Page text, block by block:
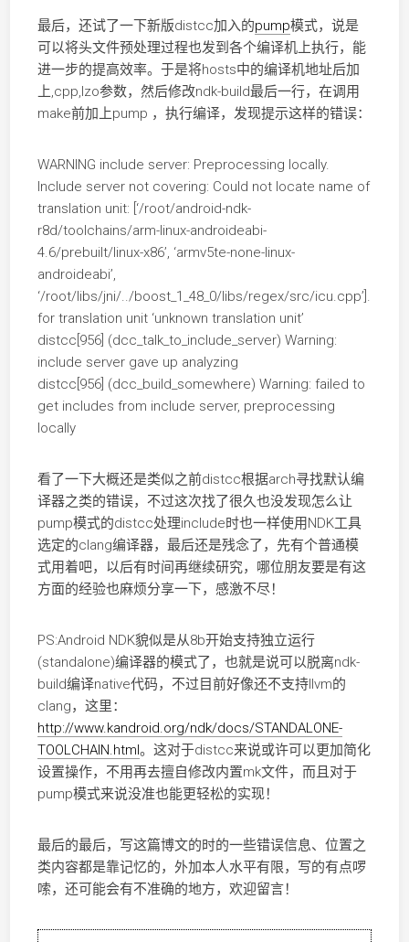
最后，还试了一下新版distcc加入的pump模式，说是
可以将头文件预处理过程也发到各个编译机上执行，能
进一步的提高效率。于是将hosts中的编译机地址后加
上,cpp,lzo参数，然后修改ndk-build最后一行，在调用
make前加上pump ，执行编译，发现提示这样的错误：
WARNING include server: Preprocessing locally.
Include server not covering: Could not locate name of
translation unit: [‘/root/android-ndk-
r8d/toolchains/arm-linux-androideabi-
4.6/prebuilt/linux-x86’, ‘armv5te-none-linux-
androideabi’,
‘/root/libs/jni/../boost_1_48_0/libs/regex/src/icu.cpp’].
for translation unit ‘unknown translation unit’
distcc[956] (dcc_talk_to_include_server) Warning:
include server gave up analyzing
distcc[956] (dcc_build_somewhere) Warning: failed to
get includes from include server, preprocessing
locally
看了一下大概还是类似之前distcc根据arch寻找默认编
译器之类的错误，不过这次找了很久也没发现怎么让
pump模式的distcc处理include时也一样使用NDK工具
选定的clang编译器，最后还是残念了，先有个普通模
式用着吧，以后有时间再继续研究，哪位朋友要是有这
方面的经验也麻烦分享一下，感激不尽！
PS:Android NDK貌似是从8b开始支持独立运行
(standalone)编译器的模式了，也就是说可以脱离ndk-
build编译native代码，不过目前好像还不支持llvm的
clang，这里：
http://www.kandroid.org/ndk/docs/STANDALONE-
TOOLCHAIN.html。这对于distcc来说或许可以更加简化
设置操作，不用再去擅自修改内置mk文件，而且对于
pump模式来说没准也能更轻松的实现！
最后的最后，写这篇博文的时的一些错误信息、位置之
类内容都是靠记忆的，外加本人水平有限，写的有点啰
嗦，还可能会有不准确的地方，欢迎留言！